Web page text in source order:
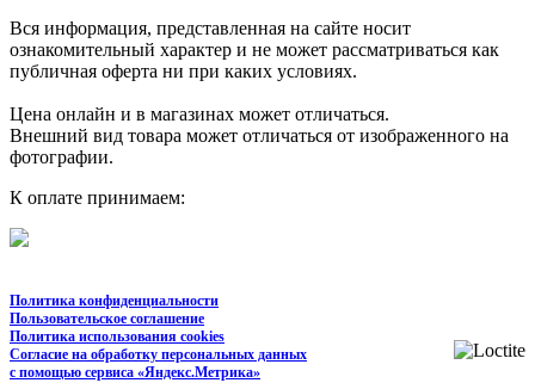
Вся информация, представленная на сайте носит
ознакомительный характер и не может рассматриваться как
публичная оферта ни при каких условиях.
Цена онлайн и в магазинах может отличаться.
Внешний вид товара может отличаться от изображенного на
фотографии.
К оплате принимаем:
Политика конфиденциальности
Пользовательское соглашение
Политика использования cookies
Согласие на обработку персональных данных
с помощью сервиса «Яндекс.Метрика»